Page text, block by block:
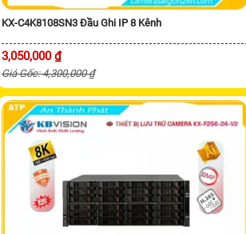
KX-C4K8108SN3 Đầu Ghi IP 8 Kênh
3,050,000 ₫
Giá Gốc: 4,300,000 ₫